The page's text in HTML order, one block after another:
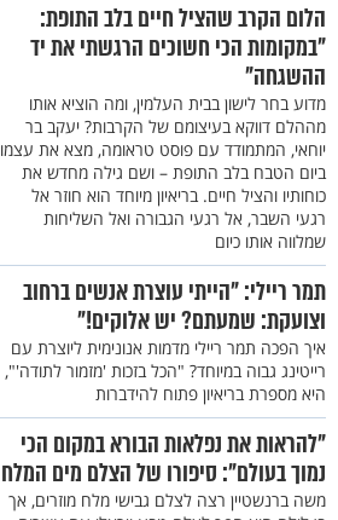
הלום הקרב שהציל חיים בלב התופת:
"במקומות הכי חשוכים הרגשתי את יד
ההשגחה"
מדוע בחר לישון בבית העלמין, ומה הוציא אותו
מההלם דווקא בעיצומם של הקרבות? יעקב בר
יוחאי, המתמודד עם פוסט טראומה, מצא את עצמו
ביום הטבח בלב התופת – ושם גילה מחדש את
כוחותיו והציל חיים. בריאיון מיוחד הוא חוזר אל
רגעי השבר, אל רגעי הגבורה ואל השליחות
שמלווה אותו כיום
תמר ריילי: "הייתי עוצרת אנשים ברחוב
וצועקת: שמעתם? יש אלוקים!"
איך הפכה תמר ריילי מדמות אנונימית ליוצרת עם
רייטינג גבוה במיוחד? "הכל בזכות 'מזמור לתודה'",
היא מספרת בריאיון פתוח להידברות
"להראות את נפלאות הבורא במקום הכי
נמוך בעולם": סיפורו של הצלם מים המלח
משה ברנשטיין רצה לצלם גבישי מלח מוזרים, אך